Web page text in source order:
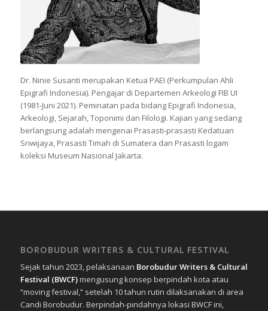
Dr. Ninie Susanti merupakan Ketua PAEI (Perkumpulan Ahli
Epigrafi Indonesia). Pengajar di Departemen Arkeologi FIB UI
(1981-Juni 2021). Peminatan pada bidang Epigrafi Indonesia,
Arkeologi, Sejarah, Toponimi dan Filologi. Kajian yang sedang
berlangsung adalah mengenai Prasasti-prasasti Kedatuan
Sriwijaya, Prasasti Timah di Sumatera dan Prasasti logam
koleksi Museum Nasional Jakarta.
BOROBUDUR WRITERS & CULTURAL FESTIVAL
Sejak tahun 2023, pelaksanaan Borobudur Writers & Cultural
Festival (BWCF)mengusung konsep berpindah kota atau
“moving festival,” setelah 10 tahun rutin dilaksanakan di area
Candi Borobudur. Berpindah-pindahnya lokasi BWCF ini,